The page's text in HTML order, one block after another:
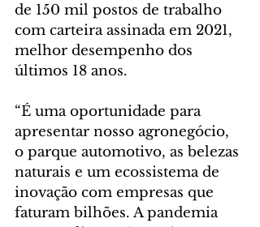
de 150 mil postos de trabalho
com carteira assinada em 2021,
melhor desempenho dos
últimos 18 anos.
“É uma oportunidade para
apresentar nosso agronegócio,
o parque automotivo, as belezas
naturais e um ecossistema de
inovação com empresas que
faturam bilhões. A pandemia